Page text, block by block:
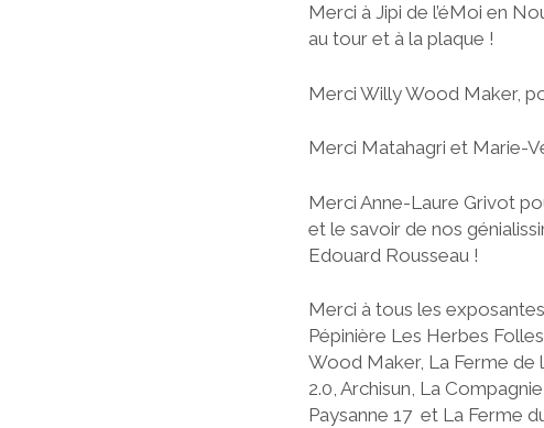
Merci à Jipi de l’éMoi en
au tour et à la plaque !
Merci Willy Wood Maker,
Merci Matahagri et Marie-
Merci Anne-Laure Grivot
et le savoir de nos
Edouard Rousseau !
Merci à tous les
Pépinière Les Herbes
Wood Maker, La Ferme de
2.0, Archisun, La
Paysanne 17 et La Ferme